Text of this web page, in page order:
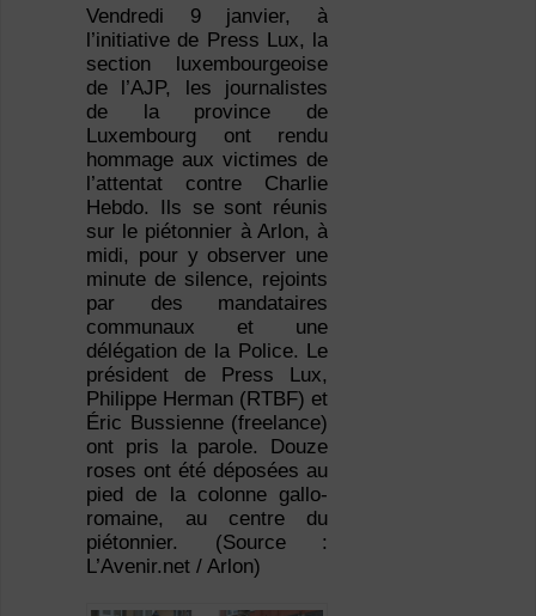
Vendredi 9 janvier, à
l’initiative de Press Lux, la
section luxembourgeoise
de l’AJP, les journalistes
de la province de
Luxembourg ont rendu
hommage aux victimes de
l’attentat contre Charlie
Hebdo. Ils se sont réunis
sur le piétonnier à Arlon, à
midi, pour y observer une
minute de silence, rejoints
par des mandataires
communaux et une
délégation de la Police. Le
président de Press Lux,
Philippe Herman (RTBF) et
Éric Bussienne (freelance)
ont pris la parole. Douze
roses ont été déposées au
pied de la colonne gallo-
romaine, au centre du
piétonnier. (Source :
L’Avenir.net / Arlon)